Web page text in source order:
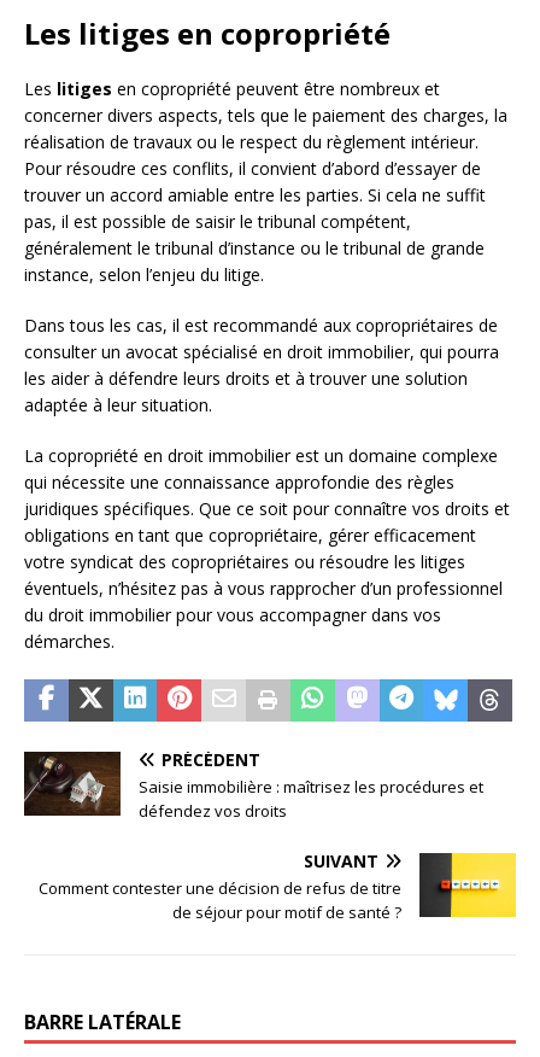
Les litiges en copropriété
Les litiges en copropriété peuvent être nombreux et
concerner divers aspects, tels que le paiement des charges, la
réalisation de travaux ou le respect du règlement intérieur.
Pour résoudre ces conflits, il convient d’abord d’essayer de
trouver un accord amiable entre les parties. Si cela ne suffit
pas, il est possible de saisir le tribunal compétent,
généralement le tribunal d’instance ou le tribunal de grande
instance, selon l’enjeu du litige.
Dans tous les cas, il est recommandé aux copropriétaires de
consulter un avocat spécialisé en droit immobilier, qui pourra
les aider à défendre leurs droits et à trouver une solution
adaptée à leur situation.
La copropriété en droit immobilier est un domaine complexe
qui nécessite une connaissance approfondie des règles
juridiques spécifiques. Que ce soit pour connaître vos droits et
obligations en tant que copropriétaire, gérer efficacement
votre syndicat des copropriétaires ou résoudre les litiges
éventuels, n’hésitez pas à vous rapprocher d’un professionnel
du droit immobilier pour vous accompagner dans vos
démarches.
PRÉCÉDENT
Saisie immobilière : maîtrisez les procédures et
défendez vos droits
SUIVANT
Comment contester une décision de refus de titre
de séjour pour motif de santé ?
BARRE LATÉRALE